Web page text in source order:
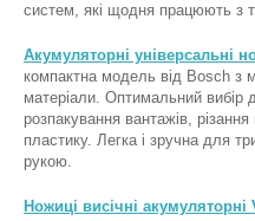
систем, які щодня працюють з
Акумуляторні універсальні
компактна модель від Bosch з
матеріали. Оптимальний вибір
розпакування вантажів, різання
пластику. Легка і зручна для
рукою.
Ножиці висічні